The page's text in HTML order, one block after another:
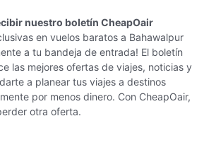
nuestro boletín CheapOair
en vuelos baratos a Bahawalpur
a tu bandeja de entrada! El boletín
las mejores ofertas de viajes, noticias y
a planear tus viajes a destinos
por menos dinero. Con CheapOair,
otra oferta.